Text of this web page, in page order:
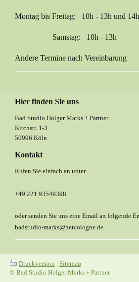
Montag bis Freitag: 10h - 13h und
Samstag: 10h - 13h
Andere Termine nach Vereinbarung
Hier finden Sie uns
Bad Studio Holger Marks + Partner
Kirchstr. 1-3
50996 Köln
Kontakt
Rufen Sie einfach an unter
+49 221 93549398
oder senden Sie uns eine Email an folgende
badstudio-marks@netcologne.de
Druckversion | Sitemap
© Bad Studio Holger Marks + Partner